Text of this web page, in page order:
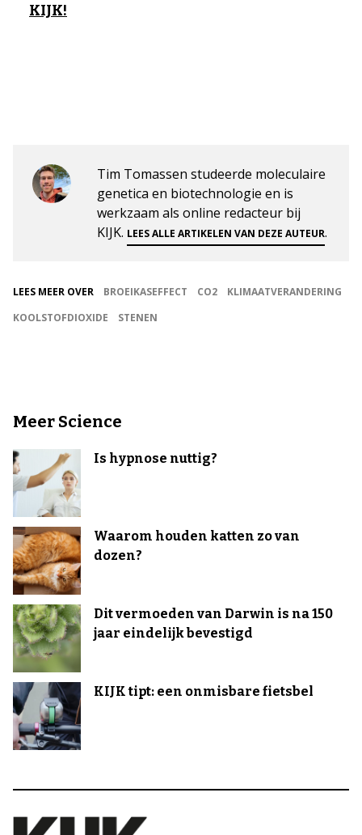
KIJK!
Tim Tomassen studeerde moleculaire
genetica en biotechnologie en is
werkzaam als online redacteur bij
KIJK. LEES ALLE ARTIKELEN VAN DEZE AUTEUR.
LEES MEER OVER BROEIKASEFFECT CO2
KLIMAATVERANDERING
KOOLSTOFDIOXIDE
STENEN
Meer Science
Is hypnose nuttig?
Waarom houden katten zo van
dozen?
Dit vermoeden van Darwin is na 150
jaar eindelijk bevestigd
KIJK tipt: een onmisbare fietsbel